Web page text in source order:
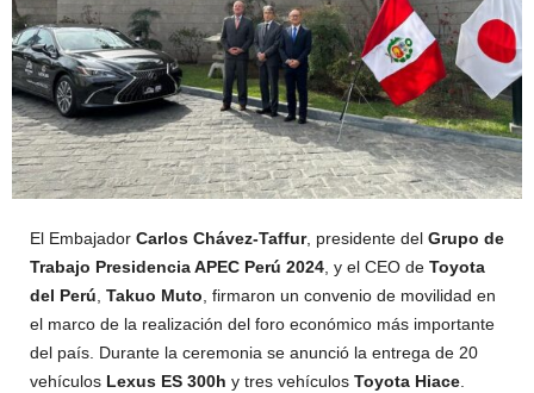
El Embajador Carlos Chávez-Taffur, presidente del Grupo de
Trabajo Presidencia APEC Perú 2024 , y el CEO de Toyota
del Perú Takuo Muto , firmaron un convenio de movilidad en
el marco de la realización del foro económico más importante
del país. Durante la ceremonia se anunció la entrega de 20
vehículos Lexus ES 300h y tres vehículos Toyota Hiace